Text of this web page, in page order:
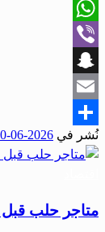
X
WhatsApp
Viber
Snapchat
Email
Share
نُشر في 2026-06-30
متاجر حلب قبل